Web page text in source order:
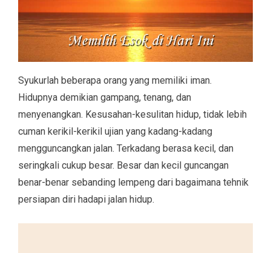
Syukurlah beberapa orang yang memiliki iman.
Hidupnya demikian gampang, tenang, dan
menyenangkan. Kesusahan-kesulitan hidup, tidak lebih
cuman kerikil-kerikil ujian yang kadang-kadang
mengguncangkan jalan. Terkadang berasa kecil, dan
seringkali cukup besar. Besar dan kecil guncangan
benar-benar sebanding lempeng dari bagaimana tehnik
persiapan diri hadapi jalan hidup.